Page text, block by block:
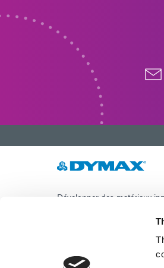
Développer des matériaux
des équipements de
améliorer considérablement
fabrication.